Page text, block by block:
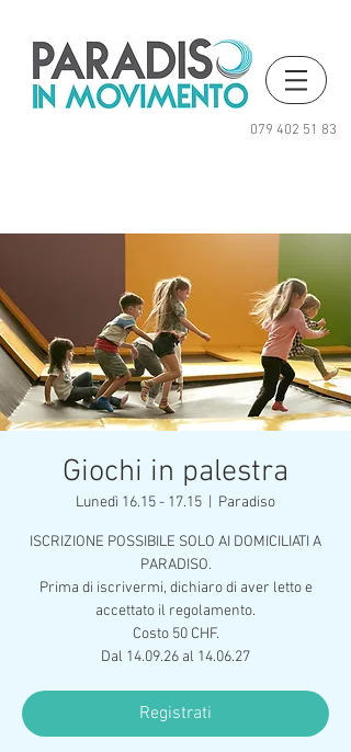
079 402 51 83
Giochi in palestra
Lunedì 16.15 - 17.15 Paradiso
ISCRIZIONE POSSIBILE SOLO AI DOMICILIATI A
PARADISO.
Prima di iscrivermi, dichiaro di aver letto e
accettato il regolamento.
Costo 50 CHF.
Dal 14.09.26 al 14.06.27
Registrati